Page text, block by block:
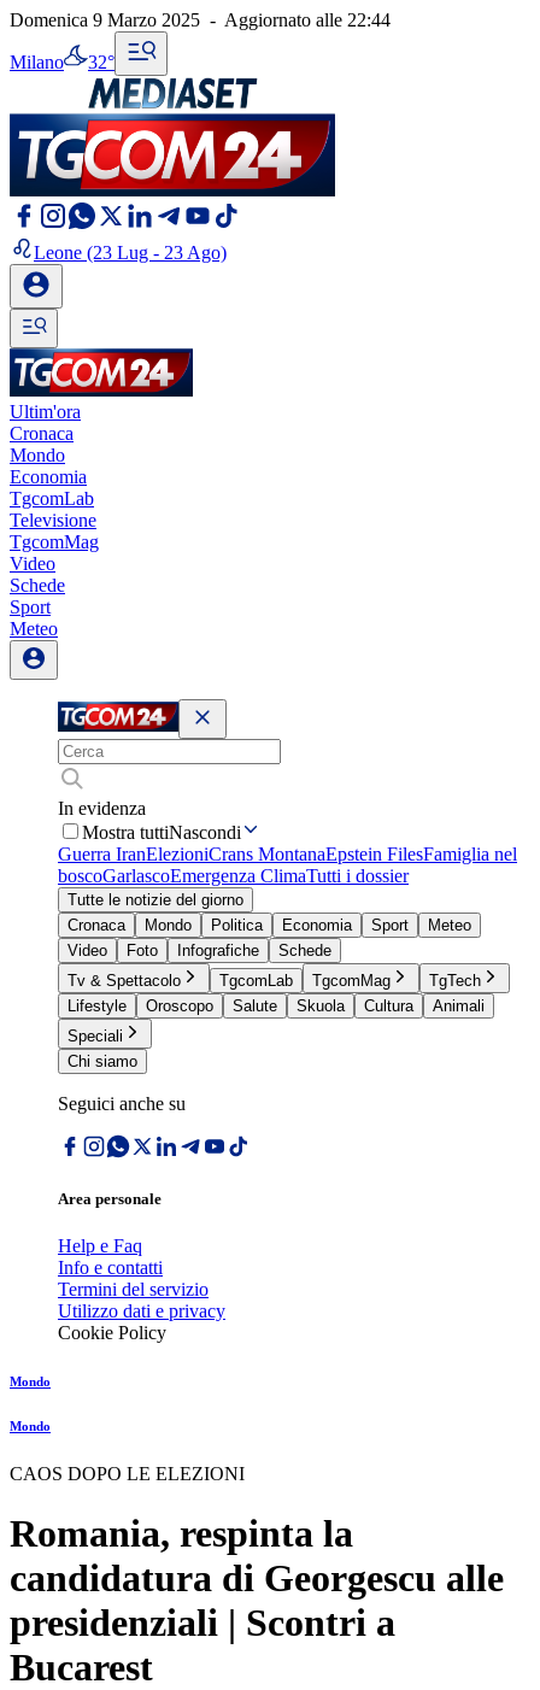
Domenica 9 Marzo 2025 - Aggiornato alle 22:44
Milano 32°
Leone (23 Lug - 23 Ago)
Ultim'ora
Cronaca
Mondo
Economia
TgcomLab
Televisione
TgcomMag
Video
Schede
Sport
Meteo
In evidenza
Mostra tuttiNascondi
Guerra IranElezioniCrans MontanaEpstein FilesFamiglia nel
boscoGarlascoEmergenza ClimaTutti i dossier
Tutte le notizie del giorno
Cronaca
Mondo Politica Economia Sport
Meteo
Video
Foto Infografiche
Schede
Tv & Spettacolo
TgcomLab TgcomMag
TgTech
Lifestyle
Oroscopo Salute Skuola Cultura
Animali
Speciali
Chi siamo
Seguici anche su
Area personale
Help e Faq
Info e contatti
Termini del servizio
Utilizzo dati e privacy
Cookie Policy
Mondo
Mondo
CAOS DOPO LE ELEZIONI
Romania, respinta la
candidatura di Georgescu alle
presidenziali | Scontri a
Bucarest